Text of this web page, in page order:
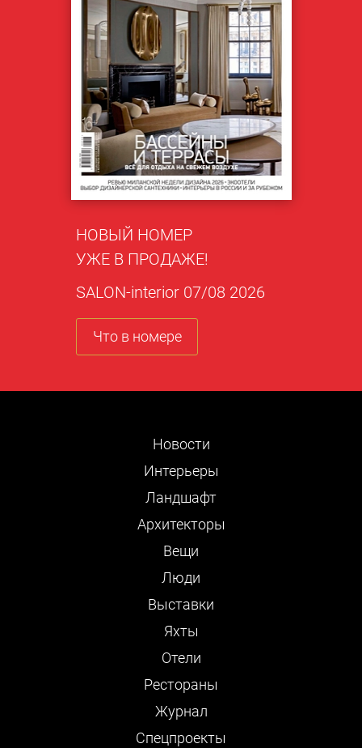
НОВЫЙ НОМЕР
УЖЕ В ПРОДАЖЕ!
SALON-interior 07/08 2026
Что в номере
Новости
Интерьеры
Ландшафт
Архитекторы
Вещи
Люди
Выставки
Яхты
Отели
Рестораны
Журнал
Cпецпроекты